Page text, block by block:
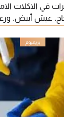
الاكلات
عيش أبيض.
أمينات وموثوق بهم